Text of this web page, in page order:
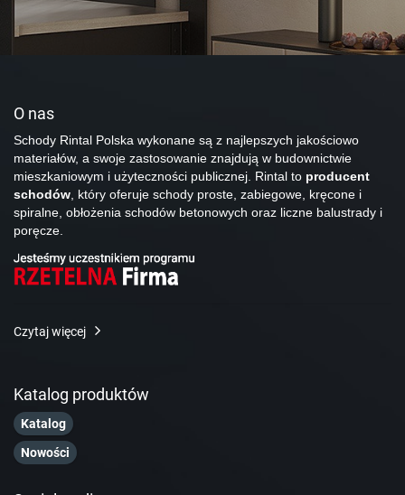
O nas
Schody Rintal Polska wykonane są z najlepszych jakościowo
materiałów, a swoje zastosowanie znajdują w budownictwie
mieszkaniowym i użyteczności publicznej. Rintal to producent
schodów, który oferuje schody proste, zabiegowe, kręcone i
spiralne, obłożenia schodów betonowych oraz liczne balustrady i
poręcze.
Czytaj więcej
Katalog produktów
Katalog
Nowości